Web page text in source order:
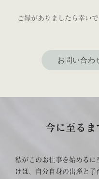
ご縁がありましたら幸いで
お問い合わ
今に至るま
私がこのお仕事を始めるに
けは、自分自身の出産と子